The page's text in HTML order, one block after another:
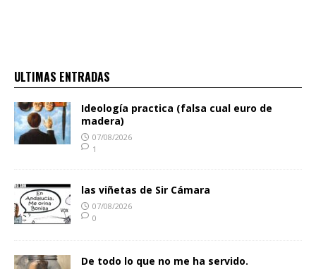
ULTIMAS ENTRADAS
Ideología practica (falsa cual euro de
madera)
07/08/2026
1
las viñetas de Sir Cámara
07/08/2026
0
De todo lo que no me ha servido.